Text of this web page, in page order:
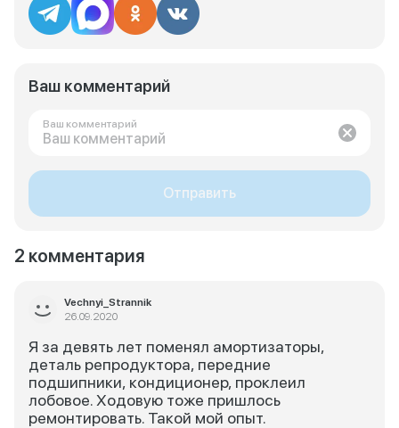
Ваш комментарий
Ваш комментарий
Отправить
2 комментария
Vechnyi_Strannik
26.09.2020
Я за девять лет поменял амортизаторы,
деталь репродуктора, передние
подшипники, кондиционер, проклеил
лобовое. Ходовую тоже пришлось
ремонтировать. Такой мой опыт.